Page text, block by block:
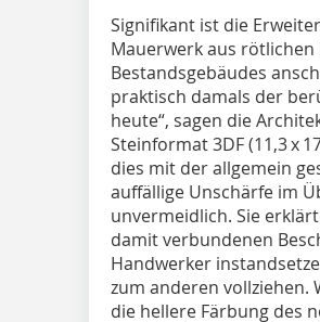
Signifikant ist die
Mauerwerk aus
Bestandsgebäudes
praktisch damals der
heute“, sagen die
Steinformat 3DF (11,3 x
dies mit der allgemein
auffällige Unschärfe im
unvermeidlich. Sie
damit verbundenen
Handwerker
zum anderen vollziehen.
die hellere Färbung des